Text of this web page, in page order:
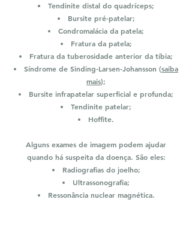
Tendinite distal do quadríceps;
Bursite pré-patelar;
Condromalácia da patela;
Fratura da patela;
Fratura da tuberosidade anterior da tíbia;
Síndrome de Sinding-Larsen-Johansson (saiba
mais);
Bursite infrapatelar superficial e profunda;
Tendinite patelar;
Hoffite.
Alguns exames de imagem podem ajudar
quando há suspeita da doença. São eles:
Radiografias do joelho;
Ultrassonografia;
Ressonância nuclear magnética.